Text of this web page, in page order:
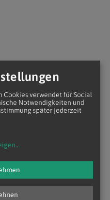
Cookies verwendet für Social
Notwendigkeiten und
später jederzeit
...